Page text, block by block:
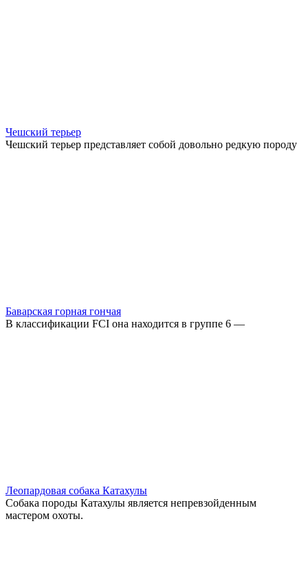
Чешский терьер
Чешский терьер представляет собой довольно редкую породу
Баварская горная гончая
В классификации FCI она находится в группе 6 —
Леопардовая собака Катахулы
Собака породы Катахулы является непревзойденным
мастером охоты.